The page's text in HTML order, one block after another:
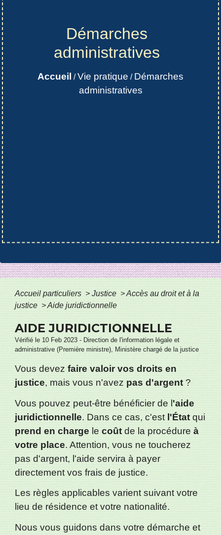
Démarches
administratives
Accueil /Vie pratique / Démarches
administratives
Accueil particuliers > Justice >Accès au droit et à la
justice >Aide juridictionnelle
AIDE JURIDICTIONNELLE
Vérifié le 10 Feb 2023 - Direction de l'information légale et
administrative (Première ministre), Ministère chargé de la justice
Vous devez faire valoir vos droits en
justice, mais vous n'avez pas d'argent ?
Vous pouvez peut-être bénéficier de l'aide
juridictionnelle. Dans ce cas, c'est l'État qui
prend en charge le coût de la procédure à
votre place. Attention, vous ne toucherez
pas d'argent, l'aide servira à payer
directement vos frais de justice.
Les règles applicables varient suivant votre
lieu de résidence et votre nationalité.
Nous vous guidons dans votre démarche et